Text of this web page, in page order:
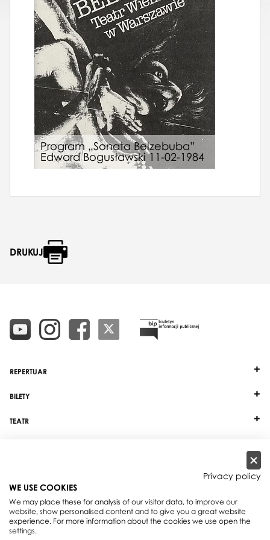
Program „Sonata Belzebuba”
Edward Bogusławski 11-02-1984
DRUKUJ
REPERTUAR
BILETY
TEATR
Teatr Wielki - Opera Narodowa, plac Teatralny 1, 00-950 Warszawa, skrytka
pocztowa 59
Privacy policy
WE USE COOKIES
We may place these for analysis of our visitor data, to improve our
website, show personalised content and to give you a great website
experience. For more information about the cookies we use open the
settings.